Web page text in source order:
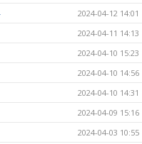
2024-04-12 14:01
2024-04-11 14:13
2024-04-10 15:23
2024-04-10 14:56
2024-04-10 14:31
2024-04-09 15:16
2024-04-03 10:55